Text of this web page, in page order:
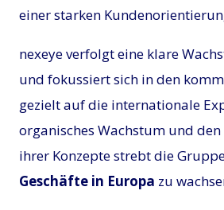
einer starken
nexeye verfolgt eine klare
und fokussiert sich in den
gezielt auf die internationale
organisches Wachstum und
ihrer Konzepte strebt die
Geschäfte in Europa zu